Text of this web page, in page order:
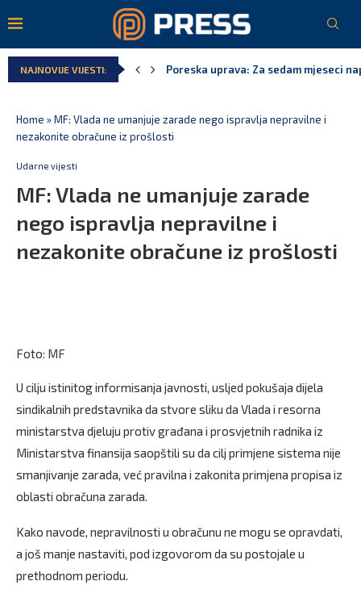
NAJNOVIJE VIJESTI:
Poreska uprava: Za sedam mjeseci
Home »MF: Vlada ne umanjuje zarade nego ispravlja nepravilne i
nezakonite obračune iz prošlosti
Udarne vijesti
MF: Vlada ne umanjuje zarade
nego ispravlja nepravilne i
nezakonite obračune iz prošlosti
Foto: MF
U cilju istinitog informisanja javnosti, usljed pokušaja dijela
sindikalnih predstavnika da stvore sliku da Vlada i resorna
ministarstva djeluju protiv građana i prosvjetnih radnika iz
Ministarstva finansija saopštili su da cilj primjene sistema nije
smanjivanje zarada, već pravilna i zakonita primjena propisa iz
oblasti obračuna zarada.
Kako navode, nepravilnosti u obračunu ne mogu se opravdati,
a još manje nastaviti, pod izgovorom da su postojale u
prethodnom periodu.